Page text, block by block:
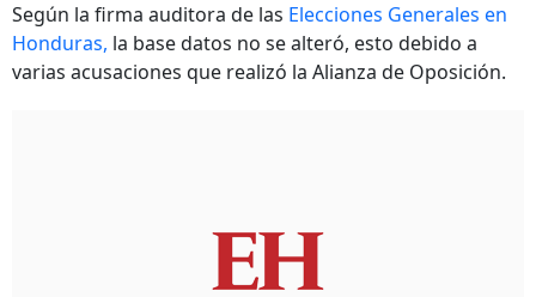
Según la firma auditora de las Elecciones Generales en
Honduras, la base datos no se alteró, esto debido a
varias acusaciones que realizó la Alianza de Oposición.